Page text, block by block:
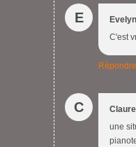
E
C'est
Répondre
C
une